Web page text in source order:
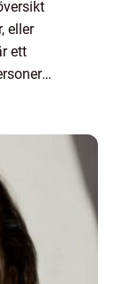
eller
ett